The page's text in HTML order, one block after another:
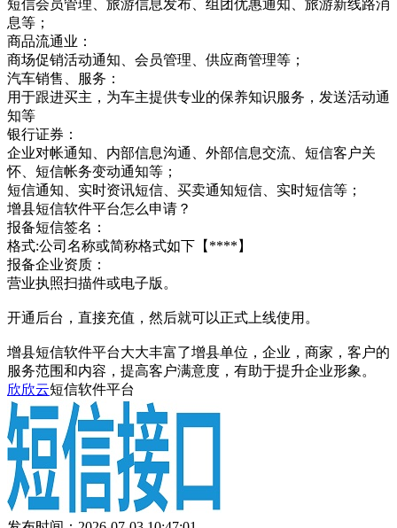
短信会员管理、旅游信息发布、组团优惠通知、旅游新线路消
息等；
商品流通业：
商场促销活动通知、会员管理、供应商管理等；
汽车销售、服务：
用于跟进买主，为车主提供专业的保养知识服务，发送活动通
知等
银行证券：
企业对帐通知、内部信息沟通、外部信息交流、短信客户关
怀、短信帐务变动通知等；
短信通知、实时资讯短信、买卖通知短信、实时短信等；
增县短信软件平台怎么申请？
报备短信签名：
格式:公司名称或简称格式如下【****】
报备企业资质：
营业执照扫描件或电子版。
开通后台，直接充值，然后就可以正式上线使用。
增县短信软件平台大大丰富了增县单位，企业，商家，客户的
服务范围和内容，提高客户满意度，有助于提升企业形象。
欣欣云短信软件平台